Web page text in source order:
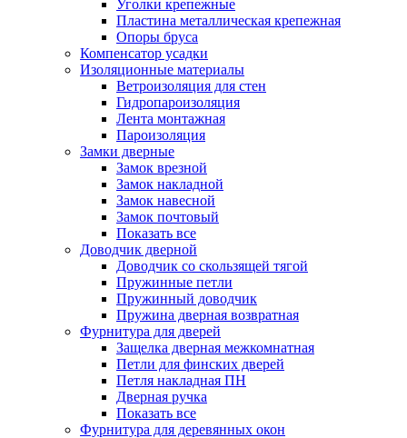
Уголки крепежные
Пластина металлическая крепежная
Опоры бруса
Компенсатор усадки
Изоляционные материалы
Ветроизоляция для стен
Гидропароизоляция
Лента монтажная
Пароизоляция
Замки дверные
Замок врезной
Замок накладной
Замок навесной
Замок почтовый
Показать все
Доводчик дверной
Доводчик со скользящей тягой
Пружинные петли
Пружинный доводчик
Пружина дверная возвратная
Фурнитура для дверей
Защелка дверная межкомнатная
Петли для финских дверей
Петля накладная ПН
Дверная ручка
Показать все
Фурнитура для деревянных окон